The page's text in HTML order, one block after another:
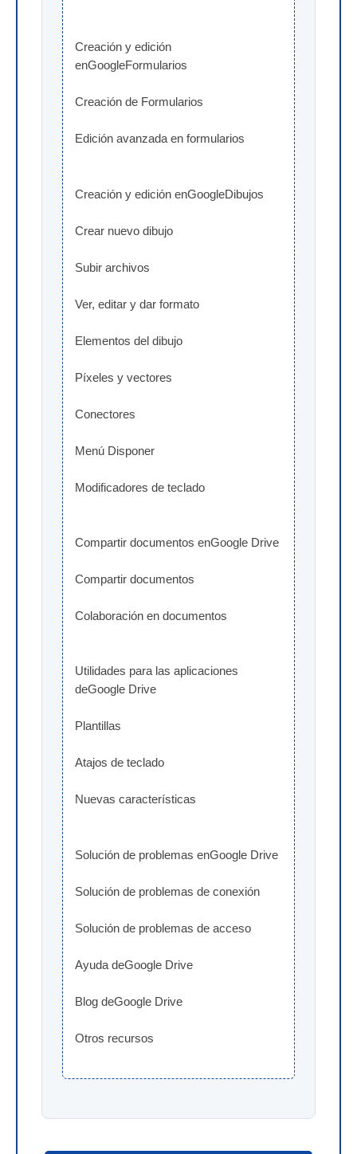
Creación y edición
enGoogleFormularios
Creación de Formularios
Edición avanzada en formularios
Creación y edición enGoogleDibujos
Crear nuevo dibujo
Subir archivos
Ver, editar y dar formato
Elementos del dibujo
Píxeles y vectores
Conectores
Menú Disponer
Modificadores de teclado
Compartir documentos enGoogle Drive
Compartir documentos
Colaboración en documentos
Utilidades para las aplicaciones
deGoogle Drive
Plantillas
Atajos de teclado
Nuevas características
Solución de problemas enGoogle Drive
Solución de problemas de conexión
Solución de problemas de acceso
Ayuda deGoogle Drive
Blog deGoogle Drive
Otros recursos